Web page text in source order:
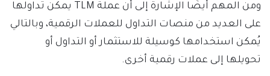
ومن المهم أيضًا الإشارة إلى أن عملة TLM يمكن تداولها
على العديد من منصات التداول للعملات الرقمية، وبالتالي
يُمكن استخدامها كوسيلة للاستثمار أو التداول أو
تحويلها إلى عملات رقمية أخرى.